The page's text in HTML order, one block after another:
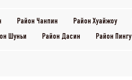
Район Чанпин Район Хуайжоу
Шуньи Район Дасин Район Пингу